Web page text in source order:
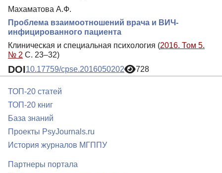
Махаматова А.Ф.
Проблема взаимоотношений врача и ВИЧ-
инфицированного пациента
Клиническая и специальная психология (2016. Том 5.
№ 2 С. 23–32)
DOI10.17759/cpse.2016050202 728
ТОП-20 статей
ТОП-20 книг
База знаний
Проекты PsyJournals.ru
История журналов МГППУ
Партнеры портала